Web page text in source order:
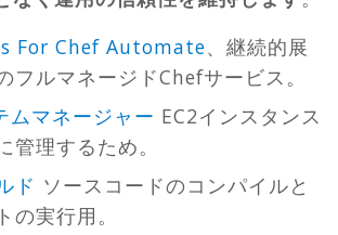
For Chef Automate、継続的展
フルマネージドChefサービス。
ムマネージャー EC2インスタンス
管理するため。
ド ソースコードのコンパイルと
の実行用。